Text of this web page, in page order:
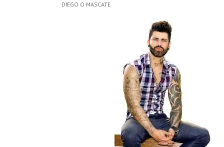
DIEGO O MASCATE